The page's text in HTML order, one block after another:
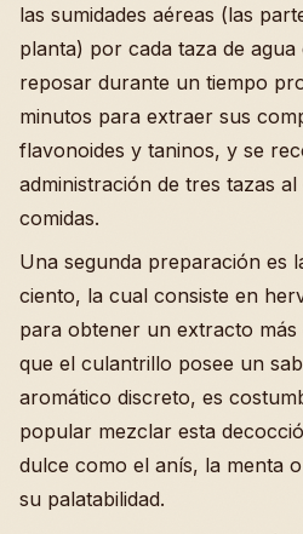
las sumidades aéreas (las
planta) por cada taza de agua
reposar durante un tiempo
minutos para extraer sus
flavonoides y taninos, y se
administración de tres tazas al
comidas.
Una segunda preparación es
ciento, la cual consiste en
para obtener un extracto
que el culantrillo posee un
aromático discreto, es
popular mezclar esta
dulce como el anís, la menta
su palatabilidad.